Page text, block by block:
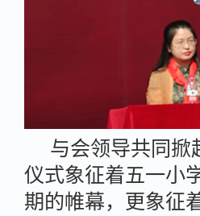
与会领导共同掀
仪式象征着五一小
期的帷幕，更象征